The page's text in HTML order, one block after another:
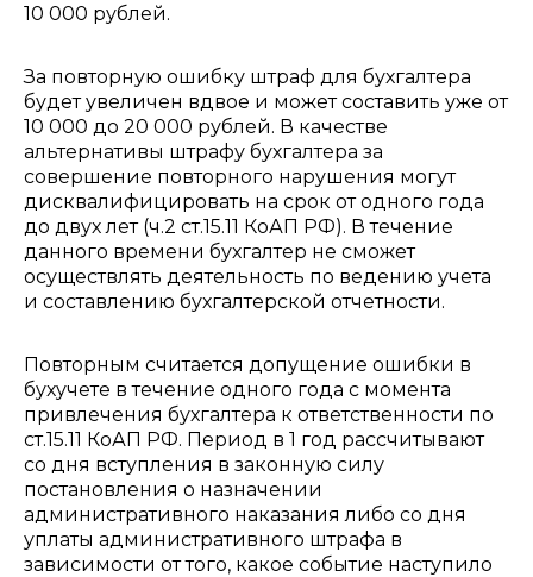
10 000 рублей.
За повторную ошибку штраф для бухгалтера
будет увеличен вдвое и может составить уже от
10 000 до 20 000 рублей. В качестве
альтернативы штрафу бухгалтера за
совершение повторного нарушения могут
дисквалифицировать на срок от одного года
до двух лет (ч.2 ст.15.11 КоАП РФ). В течение
данного времени бухгалтер не сможет
осуществлять деятельность по ведению учета
и составлению бухгалтерской отчетности.
Повторным считается допущение ошибки в
бухучете в течение одного года с момента
привлечения бухгалтера к ответственности по
ст.15.11 КоАП РФ. Период в 1 год рассчитывают
со дня вступления в законную силу
постановления о назначении
административного наказания либо со дня
уплаты административного штрафа в
зависимости от того, какое событие наступило